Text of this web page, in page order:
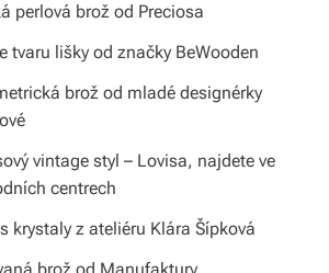
perlová brož od Preciosa
tvaru lišky od značky BeWooden
brož od mladé designérky
vintage styl – Lovisa, najdete ve
centrech
krystaly z ateliéru Klára Šípková